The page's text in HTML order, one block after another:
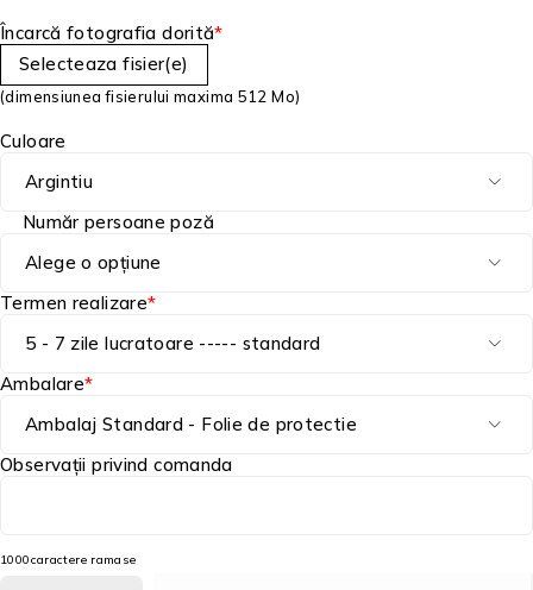
*
Încarcă fotografia dorită
Selecteaza fisier(e)
(dimensiunea fisierului maxima 512 Mo)
Culoare
Număr persoane poză
*
Termen realizare
*
Ambalare
Observații privind comanda
1000caractere ramase